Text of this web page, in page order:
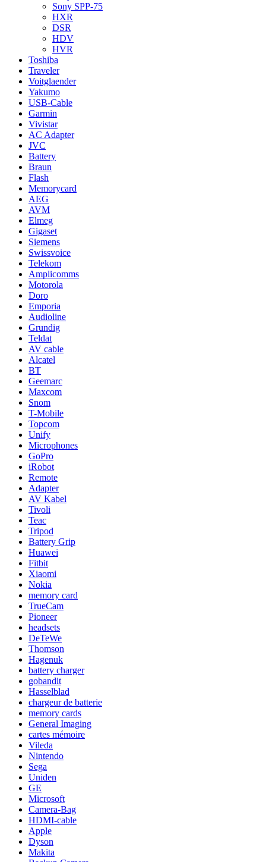
Sony SPP-75
HXR
DSR
HDV
HVR
Toshiba
Traveler
Voitglaender
Yakumo
USB-Cable
Garmin
Vivistar
AC Adapter
JVC
Battery
Braun
Flash
Memorycard
AEG
AVM
Elmeg
Gigaset
Siemens
Swissvoice
Telekom
Amplicomms
Motorola
Doro
Emporia
Audioline
Grundig
Teldat
AV cable
Alcatel
BT
Geemarc
Maxcom
Snom
T-Mobile
Topcom
Unify
Microphones
GoPro
iRobot
Remote
Adapter
AV Kabel
Tivoli
Teac
Tripod
Battery Grip
Huawei
Fitbit
Xiaomi
Nokia
memory card
TrueCam
Pioneer
headsets
DeTeWe
Thomson
Hagenuk
battery charger
gobandit
Hasselblad
chargeur de batterie
memory cards
General Imaging
cartes mémoire
Vileda
Nintendo
Sega
Uniden
GE
Microsoft
Camera-Bag
HDMI-cable
Apple
Dyson
Makita